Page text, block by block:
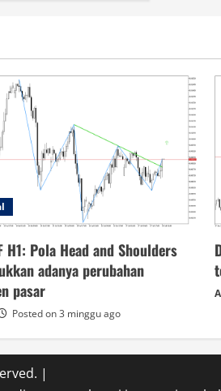
H1: Pola Head and Shoulders
adanya perubahan
pasar
Posted on 3 minggu ago
|